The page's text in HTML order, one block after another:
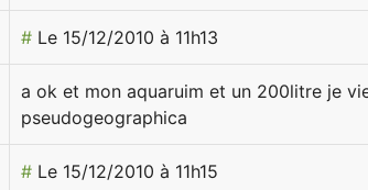
# Le 15/12/2010 à 11h13
a ok et mon aquaruim et un 200litre je
pseudogeographica
# Le 15/12/2010 à 11h15